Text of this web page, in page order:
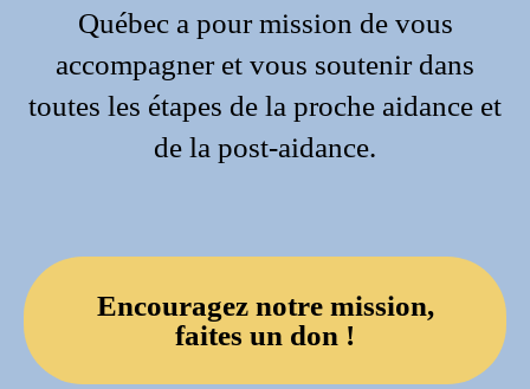
Québec a pour mission de vous
accompagner et vous soutenir dans
toutes les étapes de la proche aidance et
de la post-aidance.
Encouragez notre mission,
faites un don !